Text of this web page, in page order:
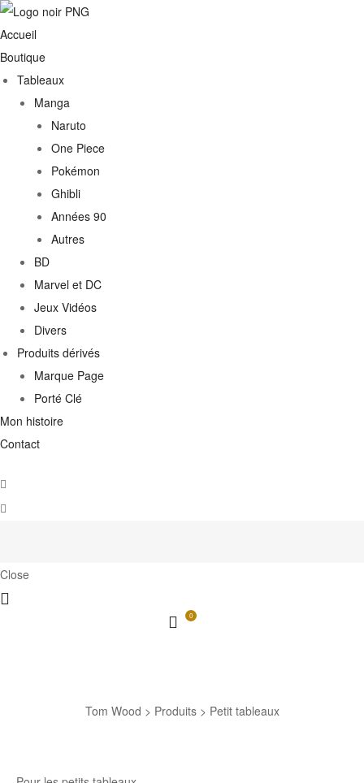
Accueil
Boutique
Tableaux
Manga
Naruto
One Piece
Pokémon
Ghibli
Années 90
Autres
BD
Marvel et DC
Jeux Vidéos
Divers
Produits dérivés
Marque Page
Porté Clé
Mon histoire
Contact
Close
0
Tom Wood > Produits> Petit tableaux